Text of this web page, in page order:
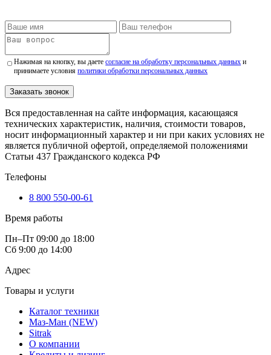
Нажимая на кнопку, вы даетесогласие на обработку персональных данных и
принимаете условияполитики обработки персональных данных
Заказать звонок
Вся предоставленная на сайте информация, касающаяся
технических характеристик, наличия, стоимости товаров,
носит информационный характер и ни при каких условиях не
является публичной офертой, определяемой положениями
Статьи 437 Гражданского кодекса РФ
Телефоны
8 800 550-00-61
Время работы
Пн–Пт 09:00 до 18:00
Сб 9:00 до 14:00
Адрес
Товары и услуги
Каталог техники
Маз-Ман (NEW)
Sitrak
О компании